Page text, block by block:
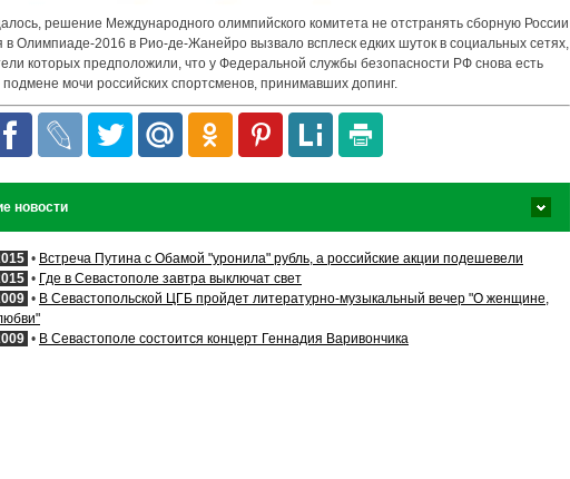
решение Международного олимпийского комитета не отстранять сборную России
в Олимпиаде-2016 в Рио-де-Жанейро вызвало всплеск едких шуток в социальных сетях,
которых предположили, что у Федеральной службы безопасности РФ снова есть
мочи российских спортсменов, принимавших допинг.
новости
• Встреча Путина с Обамой "уронила" рубль, а российские акции подешевели
• Где в Севастополе завтра выключат свет
• В Севастопольской ЦГБ пройдет литературно-музыкальный вечер "О женщине,
• В Севастополе состоится концерт Геннадия Варивончика